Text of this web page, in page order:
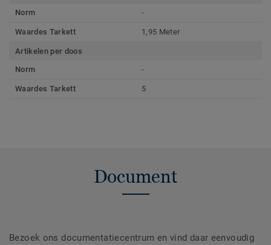
Norm
-
Waardes Tarkett 1,95 Meter
Artikelen per doos
Norm
-
Waardes Tarkett 5
Document
Bezoek ons documentatiecentrum en vind daar eenvoudig